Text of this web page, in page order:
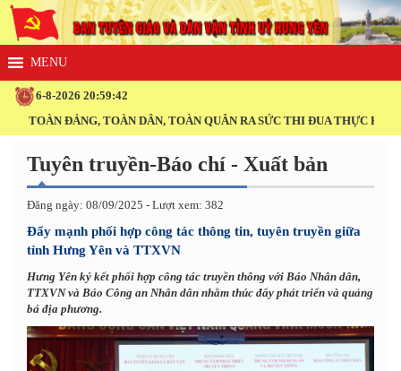
6-8-2026 20:59:42
ĐẢNG, TOÀN DÂN, TOÀN QUÂN RA SỨC THI ĐUA THỰC HIỆN
Tuyên truyền-Báo chí - Xuất bản
Đăng ngày: 08/09/2025 - Lượt xem: 382
Đẩy mạnh phối hợp công tác thông tin, tuyên truyền giữa
tỉnh Hưng Yên và TTXVN
Hưng Yên ký kết phối hợp công tác truyền thông với Báo Nhân dân,
TTXVN và Báo Công an Nhân dân nhằm thúc đẩy phát triển và quảng
bá địa phương.